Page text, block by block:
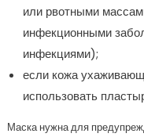
или рвотными
инфекционными
инфекциями);
если кожа
использовать
Маска нужна для